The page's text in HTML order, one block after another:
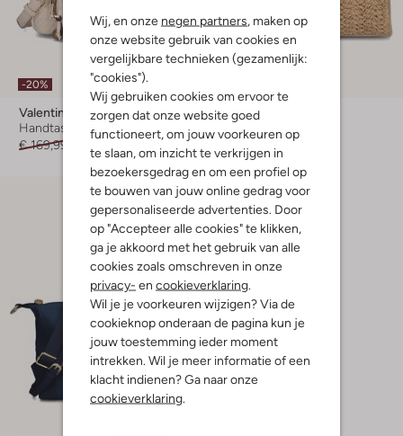
Wij, en onze negen partners, maken op
onze website gebruik van cookies en
vergelijkbare technieken (gezamenlijk:
"cookies").
Wij gebruiken cookies om ervoor te
zorgen dat onze website goed
functioneert, om jouw voorkeuren op
te slaan, om inzicht te verkrijgen in
bezoekersgedrag en om een profiel op
te bouwen van jouw online gedrag voor
gepersonaliseerde advertenties. Door
op "Accepteer alle cookies" te klikken,
ga je akkoord met het gebruik van alle
cookies zoals omschreven in onze
privacy- en cookieverklaring.
Wil je je voorkeuren wijzigen? Via de
cookieknop onderaan de pagina kun je
jouw toestemming ieder moment
intrekken. Wil je meer informatie of een
klacht indienen? Ga naar onze
cookieverklaring.
-20%
Valentino Bags
Handtas
€ 169,99
€ 135,99
Valentino Bags
Handtas
€ 149,99
€ 119,99